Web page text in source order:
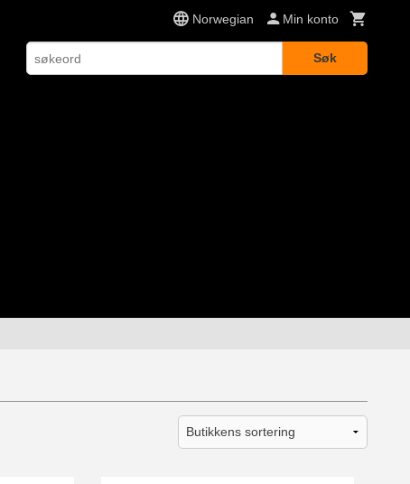
Norwegian Min konto
Søk